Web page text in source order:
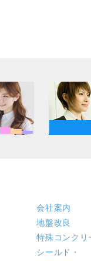
会社案内
地盤改良
特殊コンクリ
シールド・